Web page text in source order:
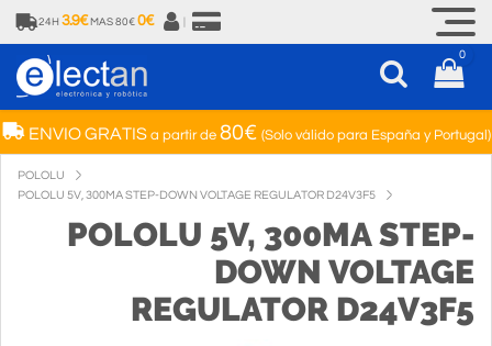
24H 3.9€ MAS 80€ 0€
0
ENVIO GRATISa partir de 80€ (Solo válido para España y Portugal)
POLOLU
POLOLU 5V, 300MA STEP-DOWN VOLTAGE REGULATOR D24V3F5
POLOLU 5V, 300MA STEP-
DOWN VOLTAGE
REGULATOR D24V3F5